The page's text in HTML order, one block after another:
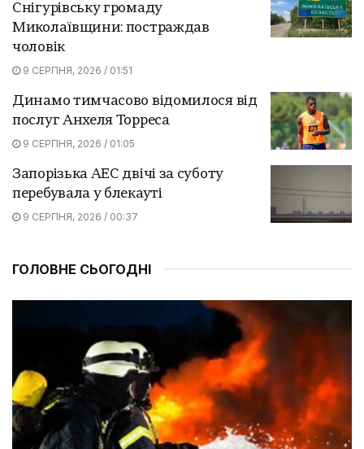
Снігурівську громаду
Миколаївщини: постраждав
чоловік
9 СЕРПНЯ, 2026 / 01:51
Динамо тимчасово відомилося від
послуг Анхеля Торреса
9 СЕРПНЯ, 2026 / 01:05
Запорізька АЕС двічі за суботу
перебувала у блекауті
9 СЕРПНЯ, 2026 / 00:37
ГОЛОВНЕ СЬОГОДНІ